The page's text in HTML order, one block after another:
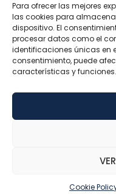
Para ofrecer las mejores
las cookies para
dispositivo. El
procesar datos como el
identificaciones únicas en
consentimiento, puede
características y funciones.
Cookie
© 2024 Tableros
Legal Notice